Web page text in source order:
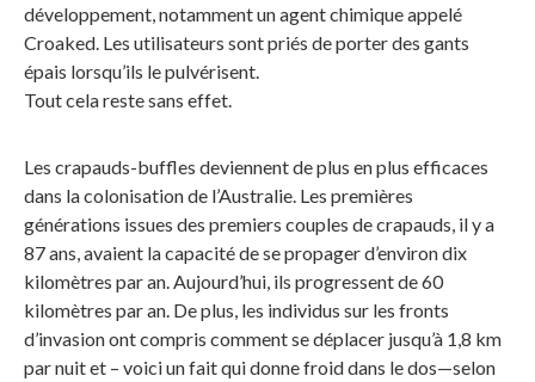
développement, notamment un agent chimique appelé
Croaked. Les utilisateurs sont priés de porter des gants
épais lorsqu’ils le pulvérisent.
Tout cela reste sans effet.
Les crapauds-buffles deviennent de plus en plus efficaces
dans la colonisation de l’Australie. Les premières
générations issues des premiers couples de crapauds, il y a
87 ans, avaient la capacité de se propager d’environ dix
kilomètres par an. Aujourd’hui, ils progressent de 60
kilomètres par an. De plus, les individus sur les fronts
d’invasion ont compris comment se déplacer jusqu’à 1,8 km
par nuit et – voici un fait qui donne froid dans le dos—selon